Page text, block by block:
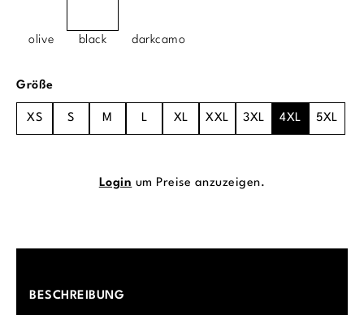
olive black darkcamo
Größeauswählen
XS S M L XL XXL 3XL 4XL 5XL
Login um Preise anzuzeigen.
BESCHREIBUNG